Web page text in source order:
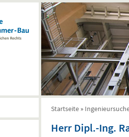
Sie sind hier
Startseite »
Herr Dipl.-Ing.